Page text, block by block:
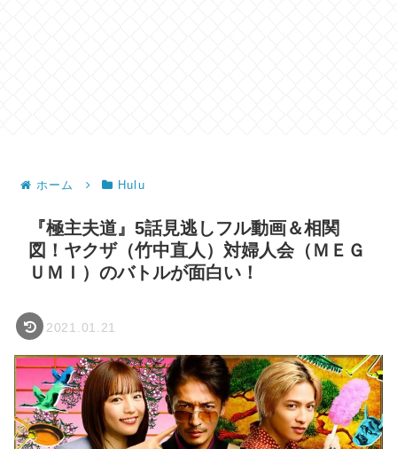
ホーム Hulu
『極主夫道』5話見逃しフル動画＆相関
図！ヤクザ（竹中直人）対婦人会（ＭＥＧ
ＵＭＩ）のバトルが面白い！
2021.01.21